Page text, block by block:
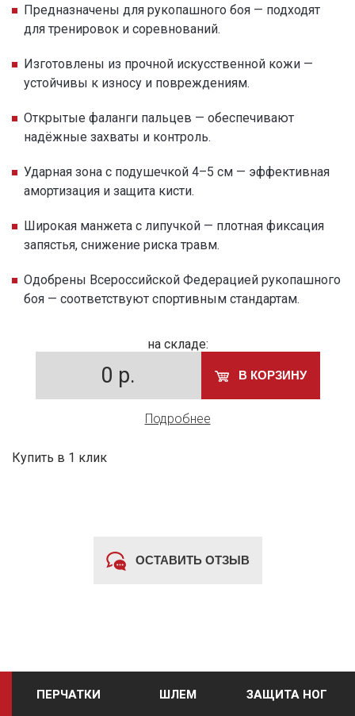
Предназначены для рукопашного боя — подходят
для тренировок и соревнований.
Изготовлены из прочной искусственной кожи —
устойчивы к износу и повреждениям.
Открытые фаланги пальцев — обеспечивают
надёжные захваты и контроль.
Ударная зона с подушечкой 4–5 см — эффективная
амортизация и защита кисти.
Широкая манжета с липучкой — плотная фиксация
запястья, снижение риска травм.
Одобрены Всероссийской Федерацией рукопашного
боя — соответствуют спортивным стандартам.
на складе:
0 р. В КОРЗИНУ
Подробнее
Купить в 1 клик
ОСТАВИТЬ ОТЗЫВ
ПЕРЧАТКИ ШЛЕМ ЗАЩИТА НОГ